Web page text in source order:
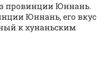
провинции Юннань.
Юннань, его вкус
к хунаньским